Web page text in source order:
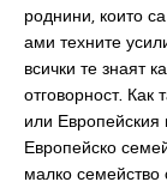
роднини, които
ами техните
всички те знаят
отговорност. Как
или Европейския
Европейско
малко семейство